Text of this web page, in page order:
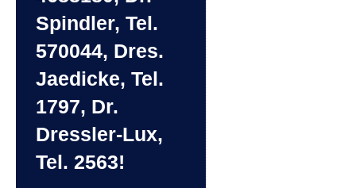
Spindler, Tel.
570044, Dres.
Jaedicke, Tel.
1797, Dr.
Dressler-Lux,
Tel. 2563!